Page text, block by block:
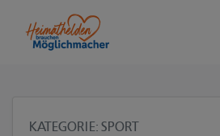
KATEGORIE: SPORT